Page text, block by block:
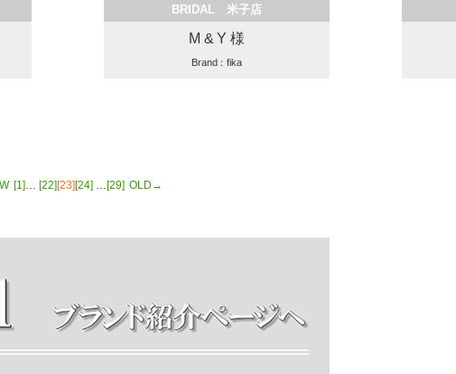
BRIDAL 米子店
M & Y 様
Brand：fika
[1]… [22][23][24] …[29] OLD→